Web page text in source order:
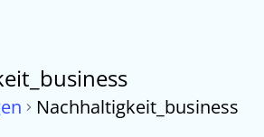
Nachhaltigkeit_business